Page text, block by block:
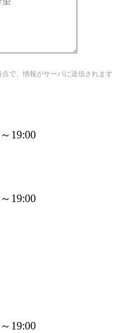
で、情報がサーバに送信されます
19:00
19:00
19:00